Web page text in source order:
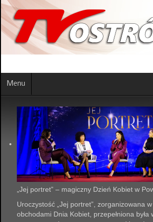
Menu
„Jej portret” – magiczny Dzień Kobiet w
Uroczystość „Jej portret”, zorganizowana
obchodami Dnia Kobiet, przepełniona była